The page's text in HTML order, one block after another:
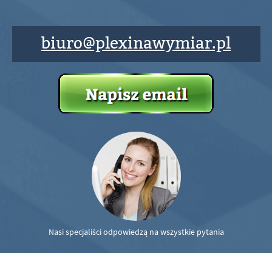
biuro@plexinawymiar.pl
Nasi specjaliści odpowiedzą na wszystkie pytania